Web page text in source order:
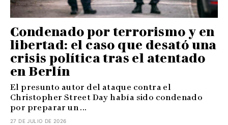
Condenado por terrorismo y en
libertad: el caso que desató una
crisis política tras el atentado
en Berlín
El presunto autor del ataque contra el
Christopher Street Day había sido condenado
por preparar un ...
27 DE JULIO DE 2026